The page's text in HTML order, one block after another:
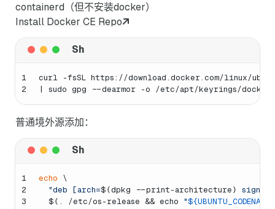
containerd（但不安装docker）
Install Docker CE Repo
1
2
curl -fsSL https://download.docker.com/linux/
| sudo gpg --dearmor -o /etc/apt/keyrings/
普通境外源添加：
1
2
3
echo \
"deb [arch=$(dpkg --print-architecture)
$(. /etc/os-release && echo "